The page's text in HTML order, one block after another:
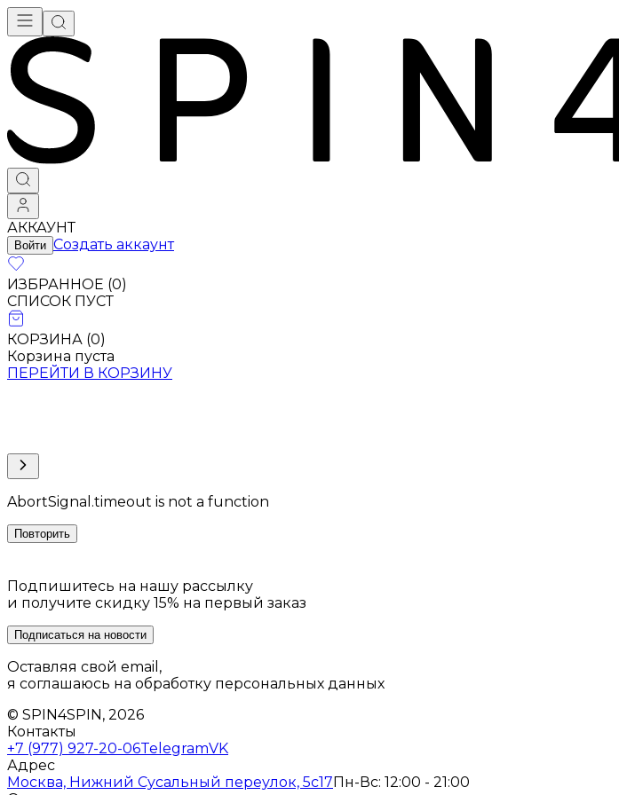
АККАУНТ
Войти Создать аккаунт
ИЗБРАННОЕ (0)
СПИСОК ПУСТ
КОРЗИНА (0)
Корзина пуста
ПЕРЕЙТИ В КОРЗИНУ
AbortSignal.timeout is not a function
Повторить
Подпишитесь на нашу рассылку
и получите скидку 15% на первый заказ
Подписаться на новости
Оставляя свой email,
я соглашаюсь на обработку персональных данных
© SPIN4SPIN, 2026
Контакты
+7 (977) 927-20-06TelegramVK
Адрес
Москва, Нижний Сусальный переулок, 5с17 Пн-Вс: 12:00 - 21:00